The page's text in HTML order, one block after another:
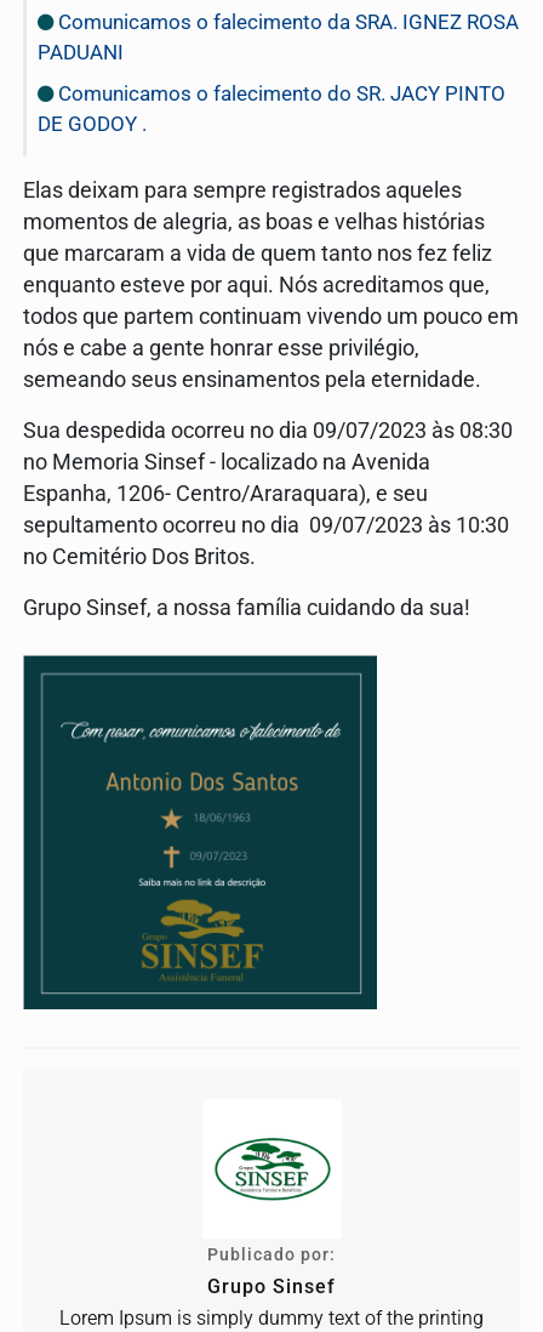
Comunicamos o falecimento da SRA. IGNEZ ROSA
PADUANI
Comunicamos o falecimento do SR. JACY PINTO
DE GODOY .
Elas deixam para sempre registrados aqueles
momentos de alegria, as boas e velhas histórias
que marcaram a vida de quem tanto nos fez feliz
enquanto esteve por aqui. Nós acreditamos que,
todos que partem continuam vivendo um pouco em
nós e cabe a gente honrar esse privilégio,
semeando seus ensinamentos pela eternidade.
Sua despedida ocorreu no dia 09/07/2023 às 08:30
no Memoria Sinsef - localizado na Avenida
Espanha, 1206- Centro/Araraquara), e seu
sepultamento ocorreu no dia 09/07/2023 às 10:30
no Cemitério Dos Britos.
Grupo Sinsef, a nossa família cuidando da sua!
Publicado por:
Grupo Sinsef
Lorem Ipsum is simply dummy text of the printing